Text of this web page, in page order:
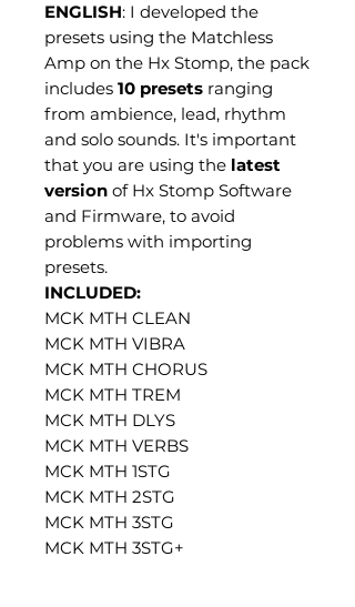
ENGLISH: I developed the
presets using the Matchless
Amp on the Hx Stomp, the pack
includes 10 presets ranging
from ambience, lead, rhythm
and solo sounds. It's important
that you are using the latest
version of Hx Stomp Software
and Firmware, to avoid
problems with importing
presets.
INCLUDED:
MCK MTH CLEAN
MCK MTH VIBRA
MCK MTH CHORUS
MCK MTH TREM
MCK MTH DLYS
MCK MTH VERBS
MCK MTH 1STG
MCK MTH 2STG
MCK MTH 3STG
MCK MTH 3STG+